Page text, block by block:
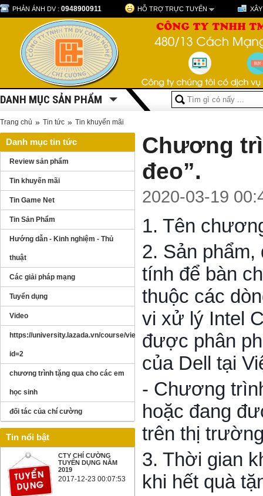
PHẢN ÁNH DV : 0948900911 HỖ TRỢ TRỰC TUYẾN
DANH MỤC SẢN PHẨM
Trang chủ » Tin tức » Tin khuyến mãi
Danh mục tin tức
Review sản phẩm
Tin khuyến mãi
Tin Game Net
Tin Sản Phẩm
Hướng dẫn - Kinh nghiệm - Thủ
thuật
Các giải pháp mạng
Tuyển dụng
Video
https://university.lazada.vn/course/view.php?
id=2
chương trình tặng qua cho các em
học sinh
đối tác của chí cường
Tin nổi bật
CTY CHÍ CƯỜNG
TUYỂN DỤNG NĂM
2019
2017-12-23 00:07:53
Chương
đeo”.
2020-03-19
1. Tên
2. Sản
tính để bàn
thuộc các
vi xử lý Intel
được phân
của Dell tại
- Chương
hoặc đang
trên thị
3. Thời gian
khi hết quà